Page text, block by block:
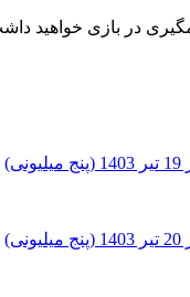
در بازی خواهید